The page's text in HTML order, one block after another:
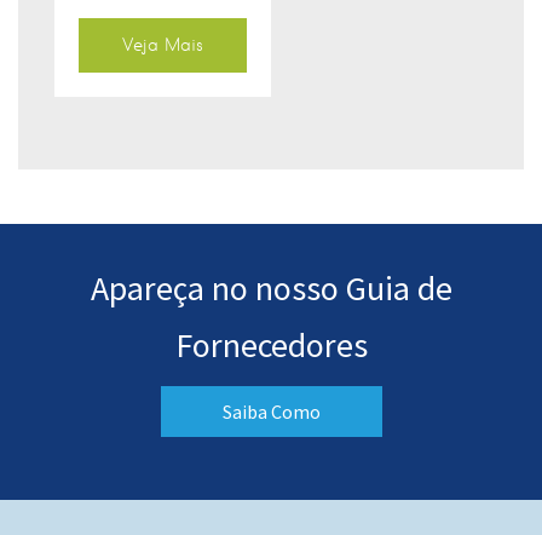
Veja Mais
Apareça no nosso Guia de
Fornecedores
Saiba Como